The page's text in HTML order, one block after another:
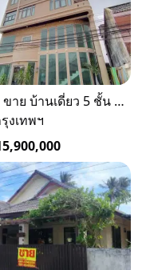
⚡ ขาย บ้านเดี่ยว 5 ชั้น ซอย ประชาชื่น 14 ใกล้ BTS
งเทพฯ